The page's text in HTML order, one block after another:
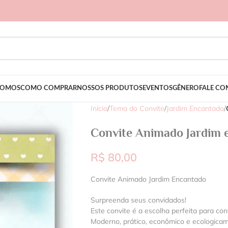
COMO COMPRARNOSSOS PRODUTOSEVENTOSGÊNERO FALE
Início/Tema do Convite/Jardim Encantado/
Convite Animado Jardim
R$ 80,00
Convite Animado Jardim Encantado
Surpreenda seus convidados!
Este convite é a escolha perfeita para
Moderno, prático, econômico e